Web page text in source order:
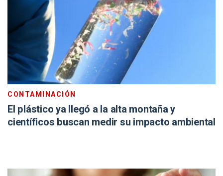
CONTAMINACIÓN
El plástico ya llegó a la alta montaña y
científicos buscan medir su impacto ambiental